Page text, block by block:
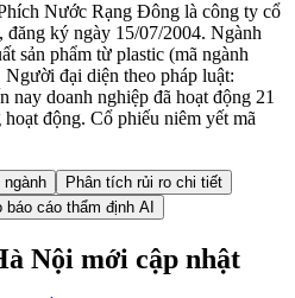
Nước Rạng Đông là công ty cổ
đăng ký ngày 15/07/2004. Ngành
sản phẩm từ plastic (mã ngành
đại diện theo pháp luật:
doanh nghiệp đã hoạt động 21
động. Cổ phiếu niêm yết mã
Phân tích rủi ro chi tiết
báo cáo thẩm định AI
Nội mới cập nhật